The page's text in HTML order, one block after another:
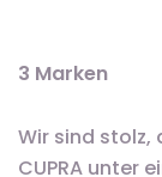
3 Marken
Wir sind stolz,
CUPRA unter